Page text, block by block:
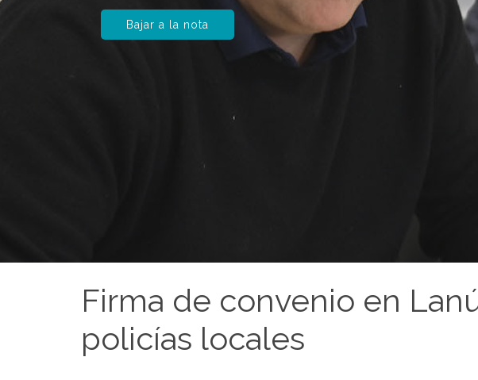
Bajar a la nota
Firma de convenio en
policías locales